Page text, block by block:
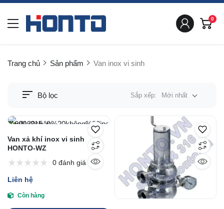
0
Trang chủ Sản phẩm Van inox vi sinh
Bộ lọc Sắp xếp: Mới nhất
Van xả khí inox vi sinh
HONTO-WZ
0 đánh giá
Liên hệ
Còn hàng